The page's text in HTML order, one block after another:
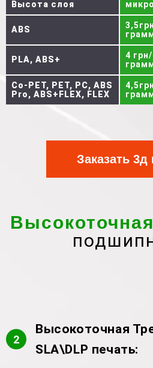
Высота слоя
ABS
PLA, ABS+
4 грн/
Co-PET, PET, PC, ABS
Pro, ABS+FLEX, FLEX
Заказать 3д
Высокоточная
2
Высокоточная
SLA\DLP печать: